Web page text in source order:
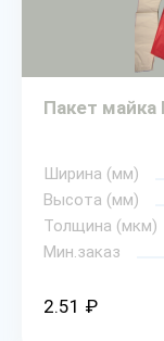
Пакет
Ширина (мм)
Высота (мм)
Толщина (мкм)
Мин.заказ
2.51 ₽